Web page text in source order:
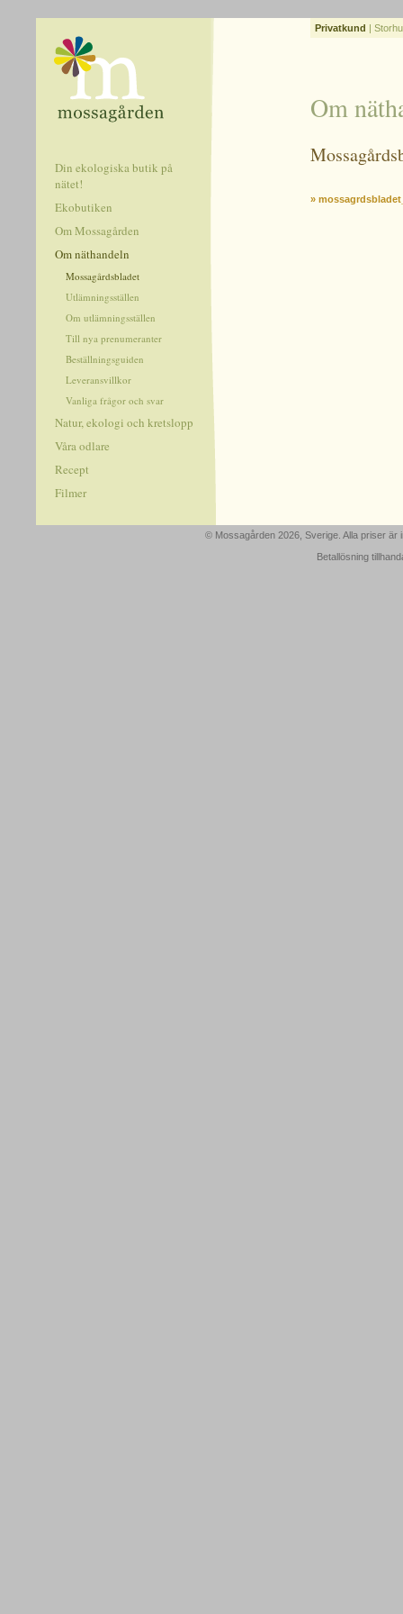
Din ekologiska butik på
nätet!
Ekobutiken
Om Mossagården
Om näthandeln
Mossagårdsbladet
Utlämningsställen
Om utlämningsställen
Till nya prenumeranter
Beställningsguiden
Leveransvillkor
Vanliga frågor och svar
Natur, ekologi och kretslopp
Våra odlare
Recept
Filmer
Privatkund |
Om
»
© Mossagården 2026, Sverige. Alla priser
Betallösning